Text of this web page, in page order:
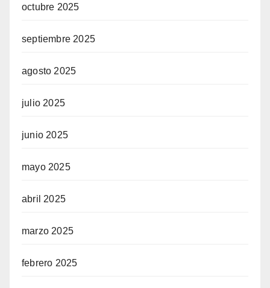
octubre 2025
septiembre 2025
agosto 2025
julio 2025
junio 2025
mayo 2025
abril 2025
marzo 2025
febrero 2025